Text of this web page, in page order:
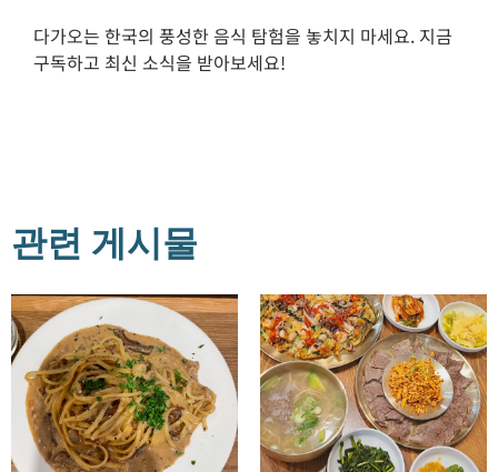
다가오는 한국의 풍성한 음식 탐험을 놓치지 마세요. 지금
구독하고 최신 소식을 받아보세요!
관련 게시물